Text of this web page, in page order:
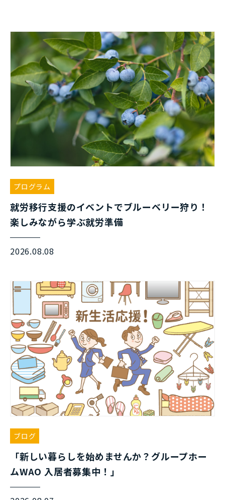
プログラム
就労移行支援のイベントでブルーベリー狩り！
楽しみながら学ぶ就労準備
2026.08.08
ブログ
「新しい暮らしを始めませんか？グループホー
ムWAO 入居者募集中！」